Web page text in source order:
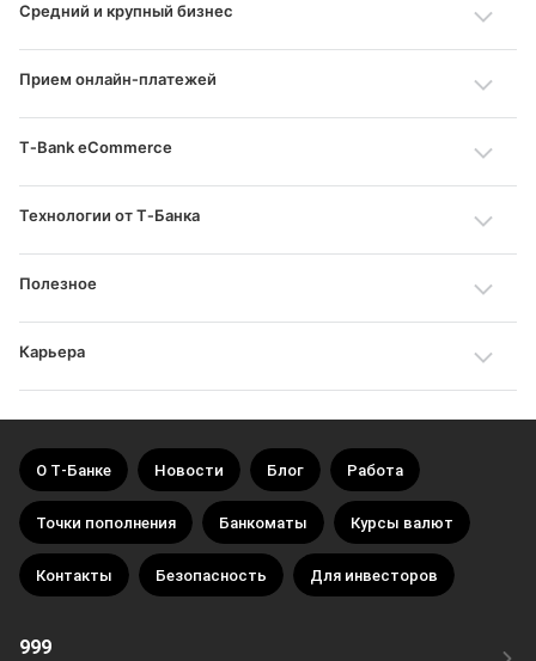
Средний и крупный бизнес
Прием онлайн‑платежей
T‑Bank eCommerce
Технологии от Т‑Банка
Полезное
Карьера
О Т‑Банке Новости Блог Работа
Точки пополнения Банкоматы Курсы валют
Контакты Безопасность Для инвесторов
999